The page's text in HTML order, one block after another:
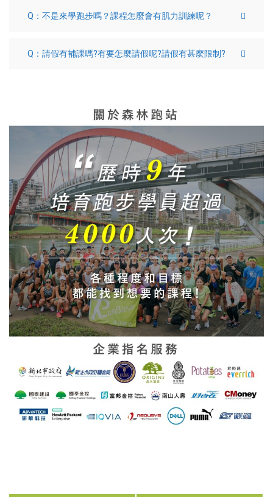
Q：不是來學跑步嗎？課程怎麼會有肌力訓練呢？
Q：請假有補課嗎?有要怎麼請假呢?請假有甚麼限制?